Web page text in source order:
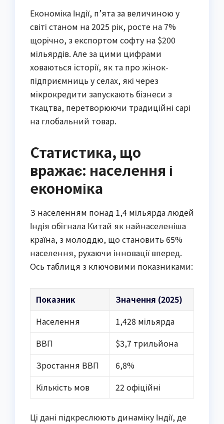
Економіка Індії, п’ята за величиною у
світі станом на 2025 рік, росте на 7%
щорічно, з експортом софту на $200
мільярдів. Але за цими цифрами
ховаються історії, як та про жінок-
підприємниць у селах, які через
мікрокредити запускають бізнеси з
ткацтва, перетворюючи традиційні сарі
на глобальний товар.
Статистика, що
вражає: населення і
економіка
З населенням понад 1,4 мільярда людей
Індія обігнала Китай як найнаселеніша
країна, з молоддю, що становить 65%
населення, рухаючи інновації вперед.
Ось таблиця з ключовими показниками:
Показник
Значення (2025)
Населення
1,428 мільярда
ВВП
$3,7 трильйона
Зростання ВВП
6,8%
Кількість мов
22 офіційні
Ці дані підкреслюють динаміку Індії, де